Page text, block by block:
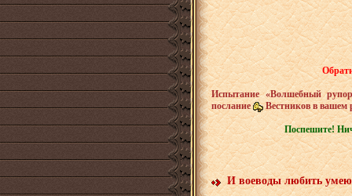
Испытание «Волшебный
послание
Вестников в вашем
Поспешите!
И воеводы любить